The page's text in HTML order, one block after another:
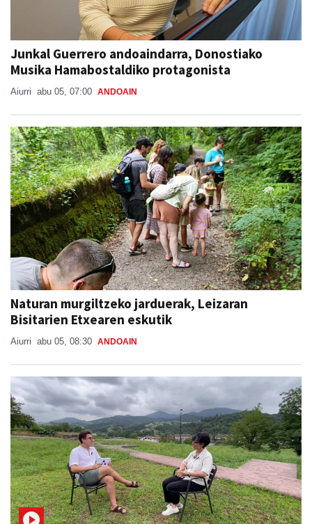
Junkal Guerrero andoaindarra, Donostiako
Musika Hamabostaldiko protagonista
Aiurri abu 05, 07:00 ANDOAIN
Naturan murgiltzeko jarduerak, Leizaran
Bisitarien Etxearen eskutik
Aiurri abu 05, 08:30 ANDOAIN